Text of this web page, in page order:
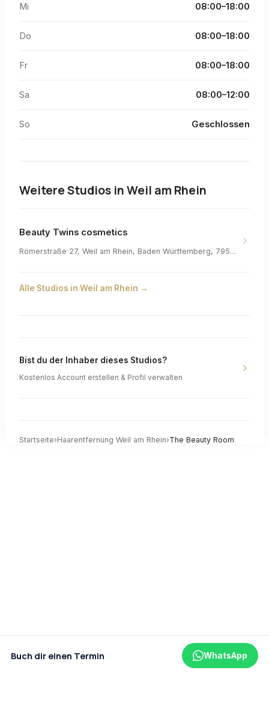
Mi 08:00–18:00
Do 08:00–18:00
Fr 08:00–18:00
Sa 08:00–12:00
So Geschlossen
Weitere Studios inWeil am Rhein
Beauty Twins cosmetics
Römerstraße 27, Weil am Rhein, Baden Württemberg, 79576, Germany
Alle Studios in Weil am Rhein →
Bist du der Inhaber dieses Studios?
Kostenlos Account erstellen & Profil verwalten
Startseite›Haarentfernung Weil am Rhein›The Beauty Room
Buch dir einen Termin WhatsApp